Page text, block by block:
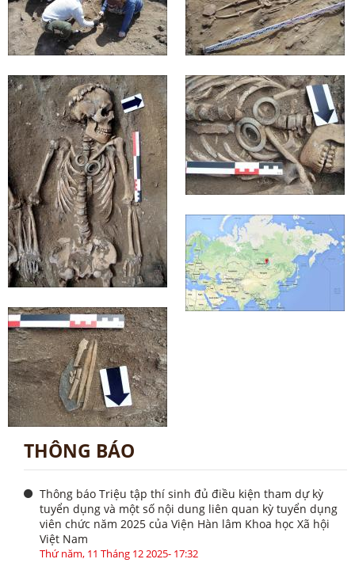
THÔNG BÁO
Thông báo Triệu tập thí sinh đủ điều kiện tham dự kỳ
tuyển dụng và một số nội dung liên quan kỳ tuyển dụng
viên chức năm 2025 của Viện Hàn lâm Khoa học Xã hội
Việt Nam
Thứ năm, 11 Tháng 12 2025- 17:32